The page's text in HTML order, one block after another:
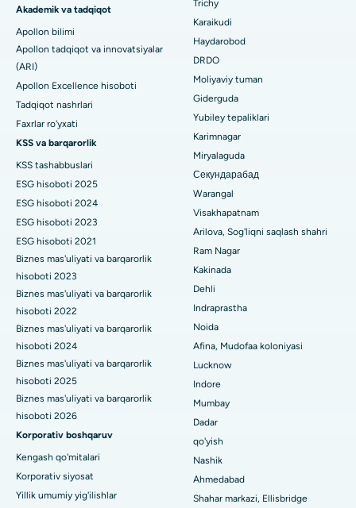
Bilaspurdagi Seepat yo'lidagi eng yaxshi kasalxona
Ahmedabaddagi Ellisbridge shahridagi eng yaxshi shifoxona
Nyu-Dehlidagi eng yaxshi shifoxona
DRDO, Haydaroboddagi eng yaxshi shifoxona
GS Road, Guwahati shahridagi eng yaxshi kasalxona
Hyderguda, Haydaroboddagi eng yaxshi shifoxona
Vijay Nagar, Indoredagi eng yaxshi shifoxona
Suryaraopeta Main Road, Kakinadadagi eng yaxshi kasalxona
Kalkutta shahridagi Kanal aylanma yo'lidagi eng yaxshi
shifoxona
CBD Belapur, Navi Mumbaydagi eng yaxshi shifoxona
Panchavati, Nashikdagi eng yaxshi shifoxona
Sekunderabad, Haydaroboddagi eng yaxshi shifoxona
Seshadripuramdagi eng yaxshi kasalxona, Bangalor
Waltair Main Road, Visakhapatnamdagi eng yaxshi shifoxona
Subhash Nagar yo'lidagi eng yaxshi kasalxona, Karimnagar
Managari, Karaikudi shahridagi eng yaxshi shifoxona
Brakiterapiya
kolonoskopiya
Polipektomiya
Mulohaza miya stimulyatsiyasi
Buyrak biopsiyasi
Paratiroidektomiya
Sitoreduktiv jarrohlik
Seramika bilan umumiy tizzani almashtirish
ERCP
Akademik va tadqiqot
Apollon bilimi
Apollon tadqiqot va innovatsiyalar
(ARI)
Apollon Excellence hisoboti
Tadqiqot nashrlari
Faxrlar ro'yxati
KSS va barqarorlik
KSS tashabbuslari
ESG hisoboti 2025
ESG hisoboti 2024
ESG hisoboti 2023
ESG hisoboti 2021
Biznes mas'uliyati va barqarorlik
hisoboti 2023
Biznes mas'uliyati va barqarorlik
hisoboti 2022
Biznes mas'uliyati va barqarorlik
hisoboti 2024
Biznes mas'uliyati va barqarorlik
hisoboti 2025
Biznes mas'uliyati va barqarorlik
hisoboti 2026
Korporativ boshqaruv
Kengash qo'mitalari
Korporativ siyosat
Yillik umumiy yig'ilishlar
Trichy
Karaikudi
Haydarobod
DRDO
Moliyaviy tuman
Giderguda
Yubiley tepaliklari
Karimnagar
Miryalaguda
Секундарабад
Warangal
Visakhapatnam
Arilova, Sog'liqni saqlash shahri
Ram Nagar
Kakinada
Dehli
Indraprastha
Noida
Afina, Mudofaa koloniyasi
Lucknow
Indore
Mumbay
Dadar
qo'yish
Nashik
Ahmedabad
Shahar markazi, Ellisbridge